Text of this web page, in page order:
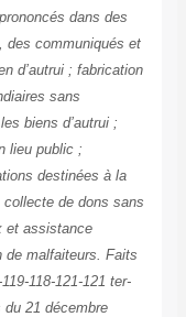
dans des
des communiqués et
d’autrui ; fabrication
sans
biens d’autrui ;
lieu public ;
destinées à la
collecte de dons sans
et assistance
de malfaiteurs. Faits
118-121-121 ter-
21 décembre